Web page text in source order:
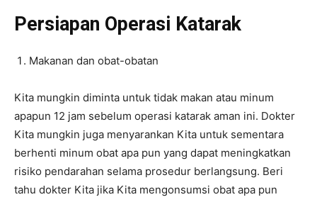
Persiapan Operasi Katarak
Makanan dan obat-obatan
Kita mungkin diminta untuk tidak makan atau minum
apapun 12 jam sebelum operasi katarak aman ini. Dokter
Kita mungkin juga menyarankan Kita untuk sementara
berhenti minum obat apa pun yang dapat meningkatkan
risiko pendarahan selama prosedur berlangsung. Beri
tahu dokter Kita jika Kita mengonsumsi obat apa pun